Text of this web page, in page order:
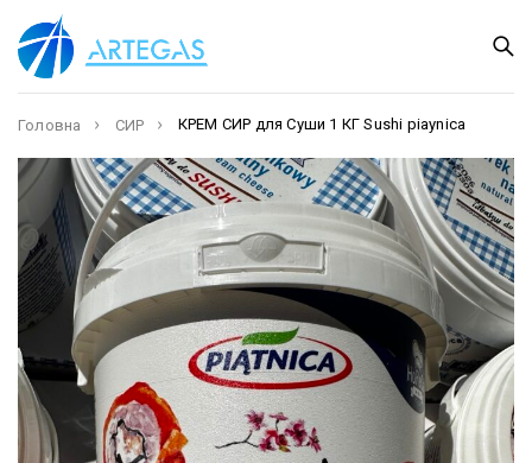
Головна СИР КРЕМ СИР для Суши 1 КГ Sushi piaynica